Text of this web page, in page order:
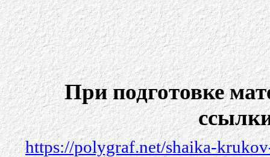
При подготовке
https://polygraf.net/shaika-